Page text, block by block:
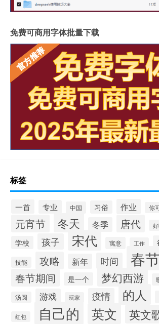
免费可商用字体批量下载
标签
一首 专业 中国 习俗 作业 你
元宵节 冬天 冬季 唐代
学校
孩子 宋代 寓意 工作
技能 攻略 新年 时间 春节
春节期间 是一个 梦幻西游
汤圆 游戏 玩家 疫情 的人
红包 自己的 英文 英文